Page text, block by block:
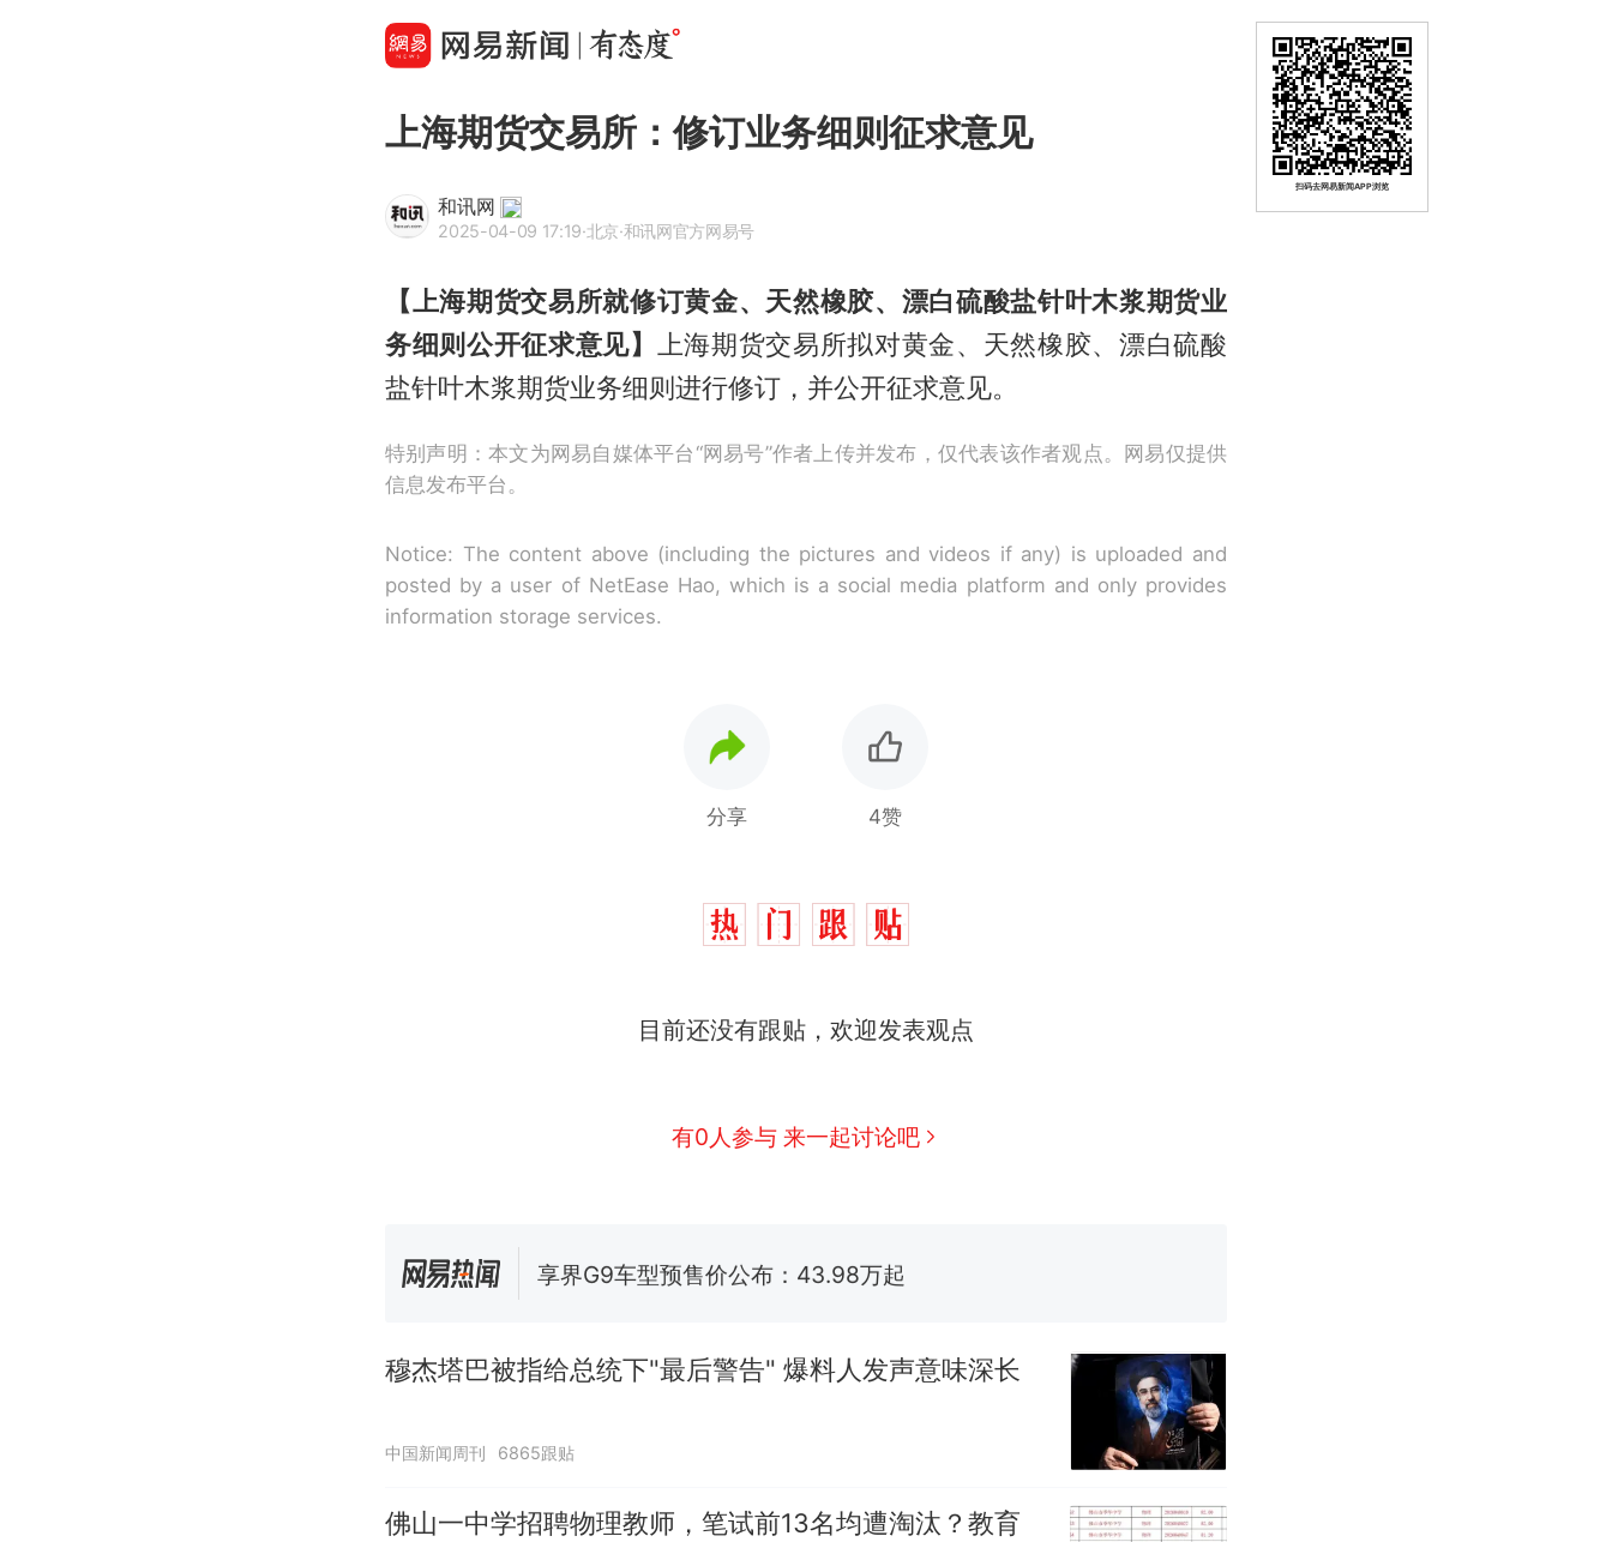
上海期货交易所：修订业务细则征求意见
和讯网
2025-04-09 17:19·北京·和讯网官方网易号
【上海期货交易所就修订黄金、天然橡胶、漂白硫酸盐针叶木浆期货业
务细则公开征求意见】 上海期货交易所拟对黄金、天然橡胶、漂白硫酸
盐针叶木浆期货业务细则进行修订，并公开征求意见。
特别声明：本文为网易自媒体平台“网易号”作者上传并发布，仅代表该作者观点。网易仅提供
信息发布平台。
Notice: The content above (including the pictures and videos if any) is uploaded and
posted by a user of NetEase Hao, which is a social media platform and only provides
information storage services.
分享 4赞
目前还没有跟贴，欢迎发表观点
有0人参与 来一起讨论吧
那个在床头放菜刀的女孩，因老师一句“跟我回家”改写了人生
佛山一中学招聘物理教师，笔试前13名均遭淘汰？教育局：已叫停
享界G9车型预售价公布：43.98万起
穆杰塔巴被指给总统下"最后警告" 爆料人发声意味深长
中国新闻周刊 6865跟贴
佛山一中学招聘物理教师，笔试前13名均遭淘汰？教育
扫码去网易新闻APP浏览